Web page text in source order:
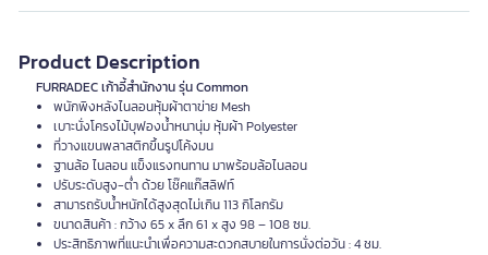
Product Description
FURRADEC เก้าอี้สำนักงาน รุ่น Common
พนักพิงหลังไนลอนหุ้มผ้าตาข่าย Mesh
เบาะนั่งโครงไม้บุฟองน้ำหนานุ่ม หุ้มผ้า Polyester
ที่วางแขนพลาสติกขึ้นรูปโค้งมน
ฐานล้อ ไนลอน แข็งแรงทนทาน มาพร้อมล้อไนลอน
ปรับระดับสูง-ต่ำ ด้วย โช๊คแก๊สลิฟท์
สามารถรับน้ำหนักได้สูงสุดไม่เกิน 113 กิโลกรัม
ขนาดสินค้า : กว้าง 65 x ลึก 61 x สูง 98 – 108 ซม.
ประสิทธิภาพที่แนะนำเพื่อความสะดวกสบายในการนั่งต่อวัน : 4 ชม.